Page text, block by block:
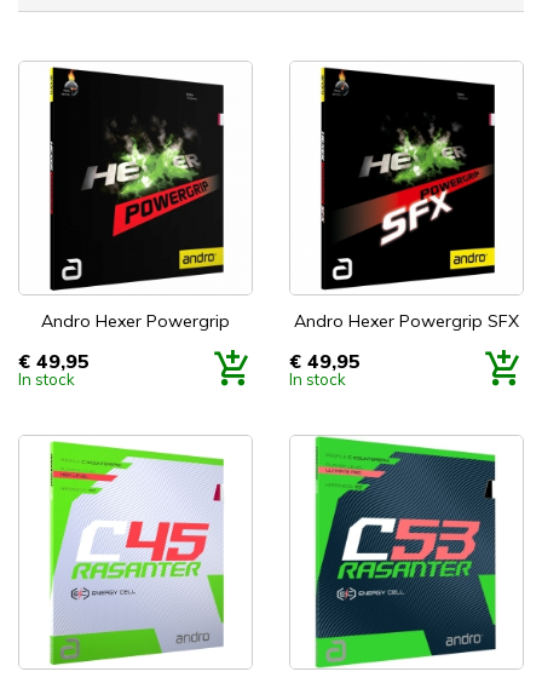
Andro Hexer Powergrip
Prijs
€ 49,95
In stock
Andro Hexer Powergrip SFX
Prijs
€ 49,95
In stock